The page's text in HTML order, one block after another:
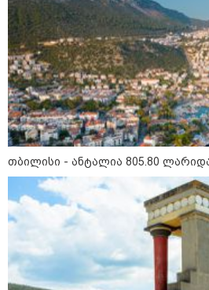
11:13 / 05-08-2026
Hisense წარმოგიდგენთ
უკეთესი ცხოვრებისათვის"
მსოფლიო ჩემპიონატზე™
15:49 / 06-08-2026
თბილისი - ანტალია 805.80